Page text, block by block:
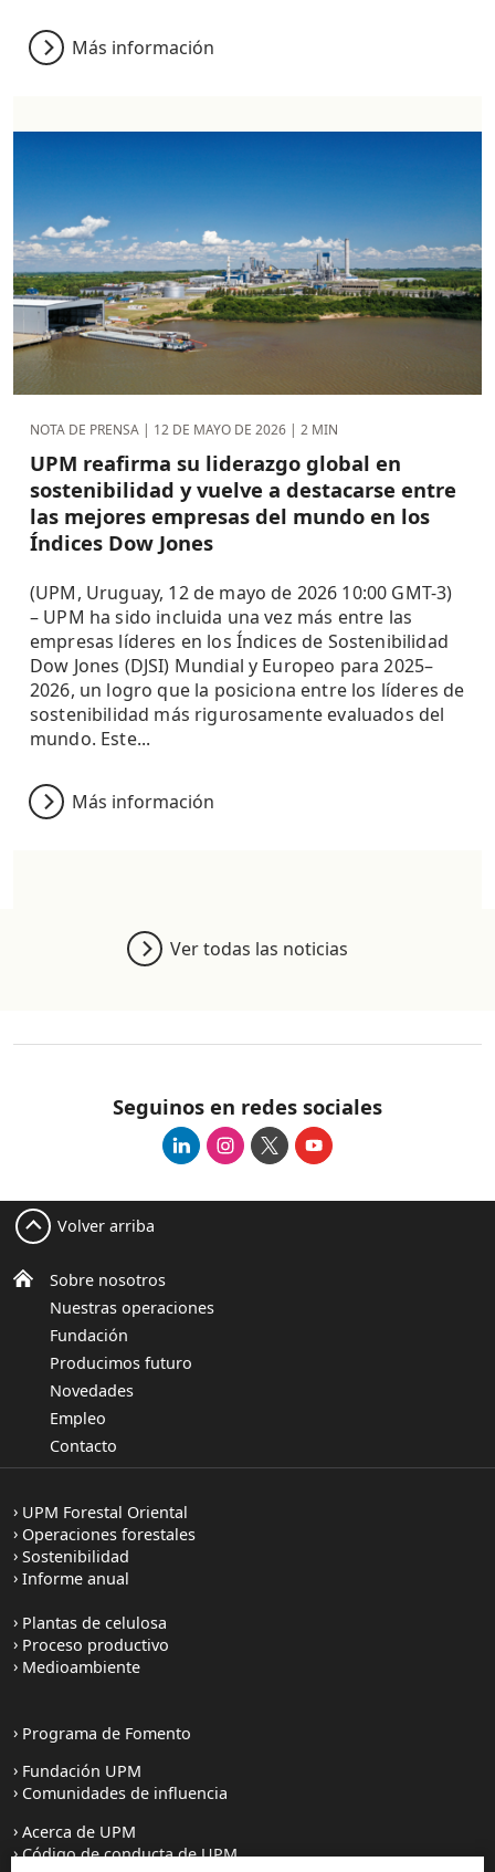
Más información
NOTA DE PRENSA | 12 DE MAYO DE 2026 | 2 MIN
UPM reafirma su liderazgo global en
sostenibilidad y vuelve a destacarse entre
las mejores empresas del mundo en los
Índices Dow Jones
(UPM, Uruguay, 12 de mayo de 2026 10:00 GMT-3)
– UPM ha sido incluida una vez más entre las
empresas líderes en los Índices de Sostenibilidad
Dow Jones (DJSI) Mundial y Europeo para 2025–
2026, un logro que la posiciona entre los líderes de
sostenibilidad más rigurosamente evaluados del
mundo. Este...
Más información
Ver todas las noticias
Seguinos en redes sociales
Sobre nosotros
Nuestras operaciones
Fundación
Producimos futuro
Novedades
Empleo
Contacto
Volver arriba
UPM Forestal Oriental
Operaciones forestales
Sostenibilidad
Informe anual
Plantas de celulosa
Proceso productivo
Medioambiente
Programa de Fomento
Fundación UPM
Comunidades de influencia
Acerca de UPM
Código de conducta de UPM